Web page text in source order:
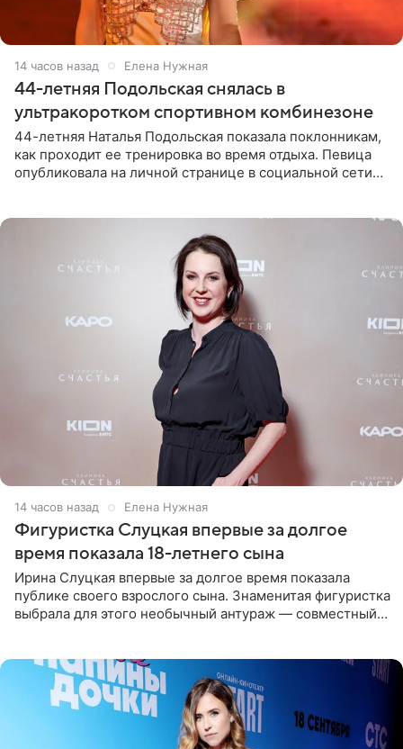
14 часов назад Елена Нужная
44-летняя Подольская снялась в
ультракоротком спортивном комбинезоне
44-летняя Наталья Подольская показала поклонникам,
как проходит ее тренировка во время отдыха. Певица
опубликовала на личной странице в социальной сети
14 часов назад Елена Нужная
Фигуристка Слуцкая впервые за долгое
время показала 18-летнего сына
Ирина Слуцкая впервые за долгое время показала
публике своего взрослого сына. Знаменитая фигуристка
выбрала для этого необычный антураж — совместный